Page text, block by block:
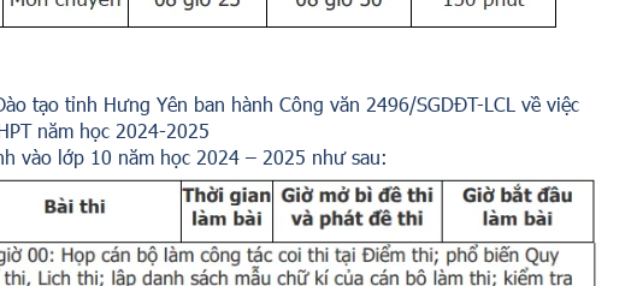
tạo tỉnh Hưng Yên ban hành Công văn 2496/SGDĐT-LCL về việc
năm học 2024-2025
vào lớp 10 năm học 2024 – 2025 như sau: